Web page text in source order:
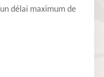
délai maximum de